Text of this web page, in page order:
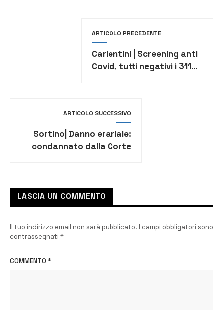
ARTICOLO PRECEDENTE
Carlentini | Screening anti
Covid, tutti negativi i 311
ARTICOLO SUCCESSIVO
Sortino| Danno erariale:
condannato dalla Corte
LASCIA UN COMMENTO
Il tuo indirizzo email non sarà pubblicato. I campi obbligatori sono
contrassegnati *
COMMENTO *